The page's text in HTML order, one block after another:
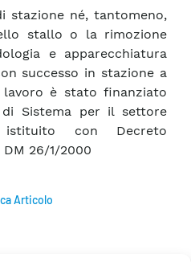
stazione né, tantomeno,
stallo o la rimozione
e apparecchiatura
successo in stazione a
lavoro è stato finanziato
Sistema per il settore
istituito con Decreto
26/1/2000
Articolo